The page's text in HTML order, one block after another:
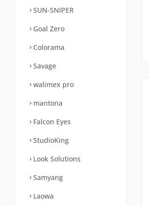
SUN-SNIPER
Goal Zero
Colorama
Savage
walimex pro
mantona
Falcon Eyes
StudioKing
Look Solutions
Samyang
Laowa